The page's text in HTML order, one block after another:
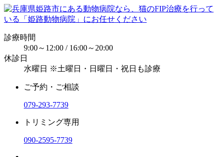
診療時間
9:00～12:00 / 16:00～20:00
休診日
水曜日 ※土曜日・日曜日・祝日も診療
ご予約・ご相談
079-293-7739
トリミング専用
090-2595-7739